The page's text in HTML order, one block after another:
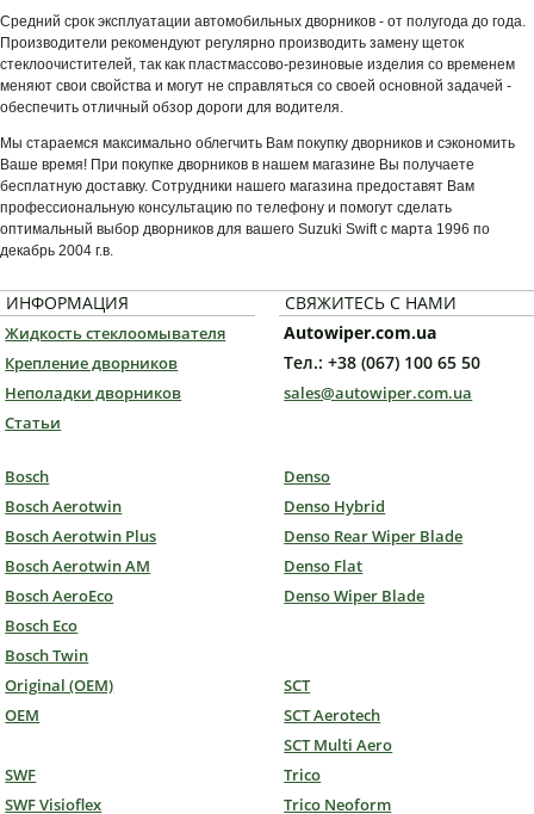
Средний срок эксплуатации автомобильных дворников - от полугода до года.
Производители рекомендуют регулярно производить замену щеток
стеклоочистителей, так как пластмассово-резиновые изделия со временем
меняют свои свойства и могут не справляться со своей основной задачей -
обеспечить отличный обзор дороги для водителя.
Мы стараемся максимально облегчить Вам покупку дворников и сэкономить
Ваше время! При покупке дворников в нашем магазине Вы получаете
бесплатную доставку. Сотрудники нашего магазина предоставят Вам
профессиональную консультацию по телефону и помогут сделать
оптимальный выбор дворников для вашего Suzuki Swift с марта 1996 по
декабрь 2004 г.в.
ИНФОРМАЦИЯ
Жидкость стеклоомывателя
Крепление дворников
Неполадки дворников
Статьи
СВЯЖИТЕСЬ С НАМИ
Autowiper.com.ua
Тел.: +38 (067) 100 65 50
sales@autowiper.com.ua
Bosch
Bosch Aerotwin
Bosch Aerotwin Plus
Bosch Aerotwin AM
Bosch AeroEco
Bosch Eco
Bosch Twin
Denso
Denso Hybrid
Denso Rear Wiper Blade
Denso Flat
Denso Wiper Blade
Original (OEM)
OEM
SCT
SCT Aerotech
SCT Multi Aero
SWF
SWF Visioflex
Trico
Trico Neoform